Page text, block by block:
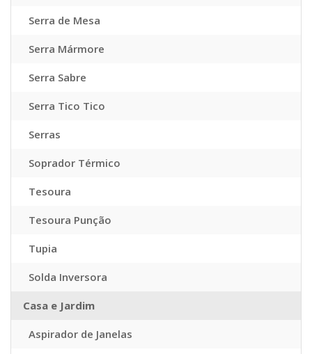
Serra de Mesa
Serra Mármore
Serra Sabre
Serra Tico Tico
Serras
Soprador Térmico
Tesoura
Tesoura Punção
Tupia
Solda Inversora
Casa e Jardim
Aspirador de Janelas